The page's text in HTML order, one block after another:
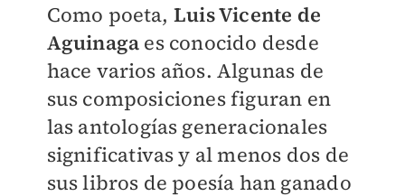
Como poeta, Luis Vicente de
Aguinaga es conocido desde
hace varios años. Algunas de
sus composiciones figuran en
las antologías generacionales
significativas y al menos dos de
sus libros de poesía han ganado